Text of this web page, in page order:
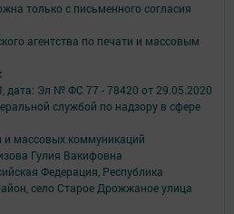
только с письменного согласия
агентства по печати и массовым
дата: Эл № ФС 77 - 78420 от 29.05.2020
службой по надзору в сфере
массовых коммуникаций
Гулия Вакифовна
Федерация, Республика
село Старое Дрожжаное улица